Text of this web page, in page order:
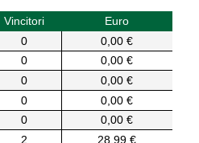
Vincitori
Euro
0
0,00 €
0
0,00 €
0
0,00 €
0
0,00 €
0
0,00 €
2
28,99 €